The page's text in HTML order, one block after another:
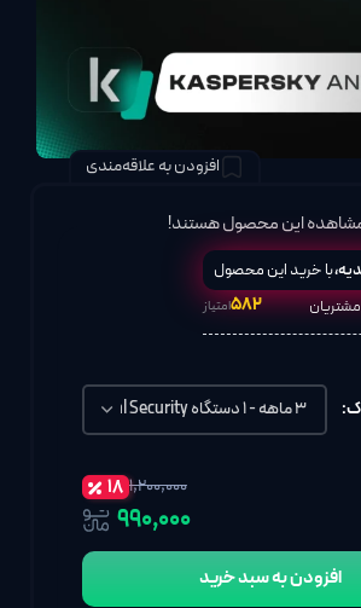
افزودن به علاقه‌مندی
مشاهده این محصول هستند!
با خرید این محصول
مشتریان
۵۸۲امتیاز
۱,۲۰۰,۰۰۰ ۱۸
۹۹۰٬۰۰۰
افزودن به سبد خرید